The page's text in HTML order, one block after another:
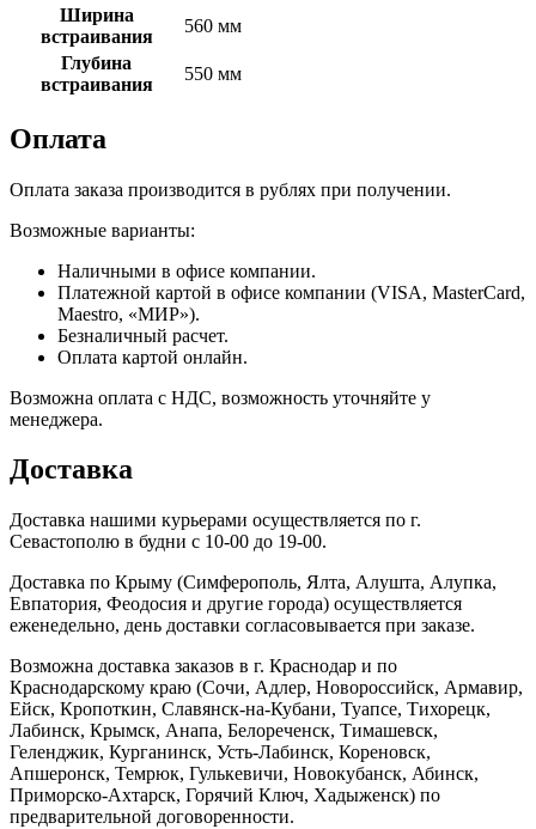
Ширина
встраивания
560 мм
Глубина
встраивания
550 мм
Оплата
Оплата заказа производится в рублях при получении.
Возможные варианты:
Наличными в офисе компании.
Платежной картой в офисе компании (VISA, MasterCard,
Maestro, «МИР»).
Безналичный расчет.
Оплата картой онлайн.
Возможна оплата с НДС, возможность уточняйте у
менеджера.
Доставка
Доставка нашими курьерами осуществляется по г.
Севастополю в будни с 10-00 до 19-00.
Доставка по Крыму (Симферополь, Ялта, Алушта, Алупка,
Евпатория, Феодосия и другие города) осуществляется
еженедельно, день доставки согласовывается при заказе.
Возможна доставка заказов в г. Краснодар и по
Краснодарскому краю (Сочи, Адлер, Новороссийск, Армавир,
Ейск, Кропоткин, Славянск-на-Кубани, Туапсе, Тихорецк,
Лабинск, Крымск, Анапа, Белореченск, Тимашевск,
Геленджик, Курганинск, Усть-Лабинск, Кореновск,
Апшеронск, Темрюк, Гулькевичи, Новокубанск, Абинск,
Приморско-Ахтарск, Горячий Ключ, Хадыженск) по
предварительной договоренности.